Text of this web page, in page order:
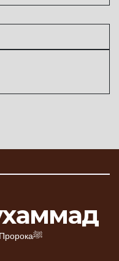
Жизнь последнего Пророкаﷺ